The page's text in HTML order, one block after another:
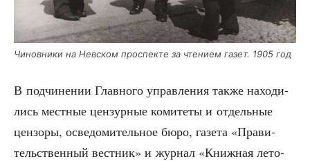
Чинов­ни­ки на Нев­ском про­спек­те за чте­ни­ем газет. 1905 год
В под­чи­не­нии Глав­но­го управ­ле­ния так­же нахо­ди­
лись мест­ные цен­зур­ные коми­те­ты и отдель­ные
цен­зо­ры, осве­до­ми­тель­ное бюро, газе­та «Пра­ви­
тель­ствен­ный вест­ник» и жур­нал «Книж­ная лето­